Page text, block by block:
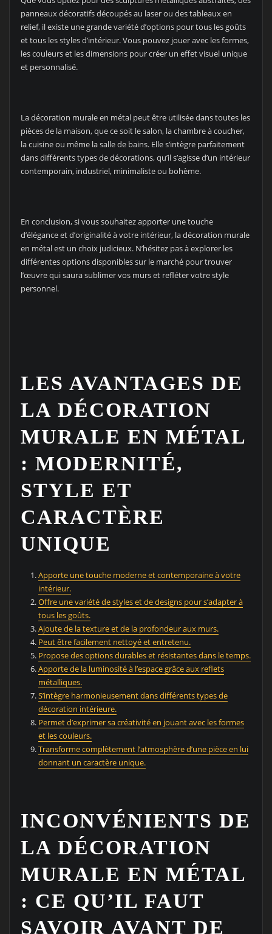
panneaux décoratifs découpés au laser ou des tableaux en
relief, il existe une grande variété d’options pour tous les goûts
et tous les styles d’intérieur. Vous pouvez jouer avec les formes,
les couleurs et les dimensions pour créer un effet visuel unique
et personnalisé.
La décoration murale en métal peut être utilisée dans toutes les
pièces de la maison, que ce soit le salon, la chambre à coucher,
la cuisine ou même la salle de bains. Elle s’intègre parfaitement
dans différents types de décorations, qu’il s’agisse d’un intérieur
contemporain, industriel, minimaliste ou bohème.
En conclusion, si vous souhaitez apporter une touche
d’élégance et d’originalité à votre intérieur, la décoration murale
en métal est un choix judicieux. N’hésitez pas à explorer les
différentes options disponibles sur le marché pour trouver
l’œuvre qui saura sublimer vos murs et refléter votre style
personnel.
LES AVANTAGES DE
LA DÉCORATION
MURALE EN MÉTAL
: MODERNITÉ,
STYLE ET
CARACTÈRE
UNIQUE
Apporte une touche moderne et contemporaine à votre
intérieur.
Offre une variété de styles et de designs pour s’adapter à
tous les goûts.
Ajoute de la texture et de la profondeur aux murs.
Peut être facilement nettoyé et entretenu.
Propose des options durables et résistantes dans le temps.
Apporte de la luminosité à l’espace grâce aux reflets
métalliques.
S’intègre harmonieusement dans différents types de
décoration intérieure.
Permet d’exprimer sa créativité en jouant avec les formes
et les couleurs.
Transforme complètement l’atmosphère d’une pièce en lui
donnant un caractère unique.
INCONVÉNIENTS DE
LA DÉCORATION
MURALE EN MÉTAL
: CE QU’IL FAUT
SAVOIR AVANT DE